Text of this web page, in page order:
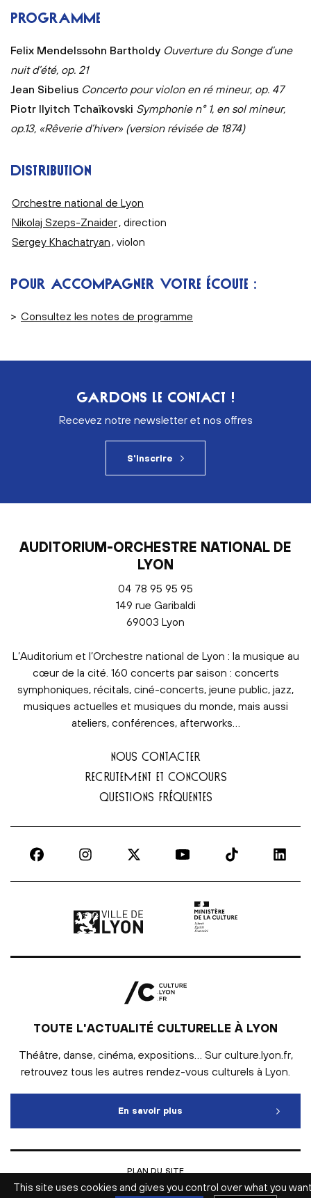
PROGRAMME
Felix Mendelssohn Bartholdy Ouverture du Songe d’une
nuit d’été, op. 21
Jean Sibelius Concerto pour violon en ré mineur, op. 47
Piotr Ilyitch Tchaïkovski Symphonie n° 1, en sol mineur,
op.13, «Rêverie d’hiver» (version révisée de 1874)
DISTRIBUTION
Orchestre national de Lyon
Nikolaj Szeps-Znaider, direction
Sergey Khachatryan , violon
POUR ACCOMPAGNER VOTRE ÉCOUTE :
> Consultez les notes de programme
GARDONS LE CONTACT !
Recevez notre newsletter et nos offres
S'inscrire
AUDITORIUM-ORCHESTRE NATIONAL DE
LYON
04 78 95 95 95
149 rue Garibaldi
69003 Lyon
L’Auditorium et l’Orchestre national de Lyon : la musique au
cœur de la cité. 160 concerts par saison : concerts
symphoniques, récitals, ciné-concerts, jeune public, jazz,
musiques actuelles et musiques du monde, mais aussi
ateliers, conférences, afterworks…
NOUS CONTACTER
RECRUTEMENT ET CONCOURS
QUESTIONS FRÉQUENTES
Ville de Lyon | lien externeMinistère de la culture
TOUTE L'ACTUALITÉ CULTURELLE À LYON
Théâtre, danse, cinéma, expositions… Sur culture.lyon.fr,
retrouvez tous les autres rendez-vous culturels à Lyon.
En savoir plus Toute l'actualité culturelle
PLAN DU SITE
INTRANET
MENTIONS LÉGALES
This site uses cookies and gives you control over what you